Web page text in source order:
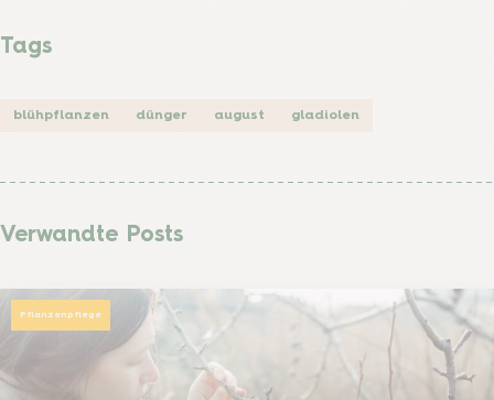
Tags
blühpflanzen dünger august gladiolen
Verwandte Posts
Pflanzenpflege